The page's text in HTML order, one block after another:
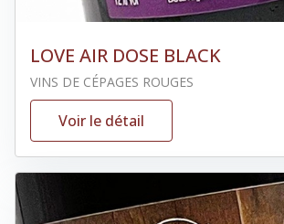
LOVE AIR DOSE BLACK
VINS DE CÉPAGES ROUGES
Voir le détail